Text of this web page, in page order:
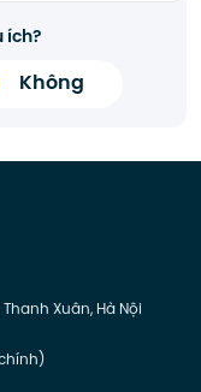
ích?
Không
Xuân, Hà Nội